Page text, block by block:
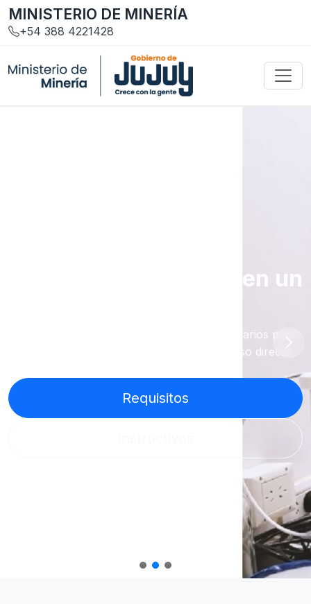
MINISTERIO DE MINERÍA
+54 388 4221428
Trámites y requisitos en un
Requisitos ambientales, instructivos y formularios para
empresas y productores mineros, con acceso directo.
Requisitos